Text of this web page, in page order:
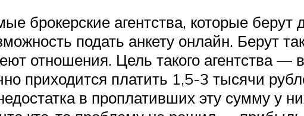
брокерские агентства, которые берут
подать анкету онлайн. Берут
отношения. Цель такого агентства —
приходится платить 1,5-3 тысячи
в проплативших эту сумму у